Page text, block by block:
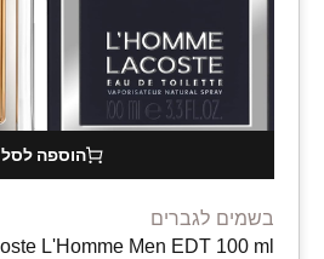
הוספה לסל
בשמים לגברים